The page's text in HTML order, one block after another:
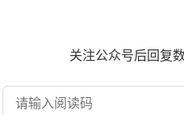
企业客户提供“指数级提升的
前向资本市场展示清晰
关注公众号后回复